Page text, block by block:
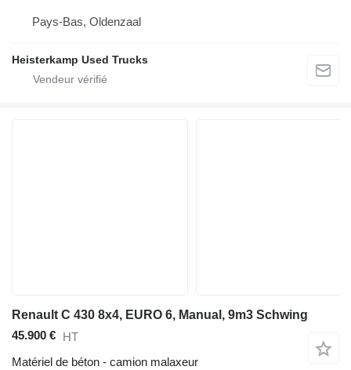
Pays-Bas, Oldenzaal
Heisterkamp Used Trucks
Renault C 430 8x4, EURO 6, Manual, 9m3 Schwing
45.900 € HT
Matériel de béton - camion malaxeur